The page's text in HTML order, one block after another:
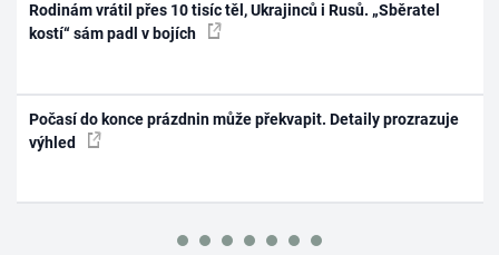
Rodinám vrátil přes 10 tisíc těl, Ukrajinců i Rusů. „Sběratel
kostí“ sám padl v bojích
Počasí do konce prázdnin může překvapit. Detaily prozrazuje
výhled